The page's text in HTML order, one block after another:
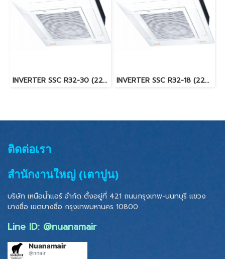
INVERTER SSC R32-30 (220V) แอร์ซัยโจ เด็นกิ (SAIJO DENKI) แบบฝังฝ้า 4 ทิศทาง อินเวอร์เตอร์ R32 30,612 BTU. พร้อมบริการติดตั้ง INVERTER SSC R32-18 (220V) แอร์ซัยโจ เด็นกิ (SAIJO DENKI) แบบฝังฝ้า 4 ทิศทาง อินเวอร์เตอร์ R32 18,484 BTU. พร้อมบริการติดตั้ง
ติดต่อเรา
สำนักงานใหญ่ (เตาปูน)
บริษัท เหนือน้ำแอร์ จำกัด ตั้งอยู่ที่ 421 ถนนกรุงเทพ-นนทบุรี แขวง
บางซื่อ เขตบางซื่อ กรุงเทพมหานคร 10800
Line ID: @nuanamair